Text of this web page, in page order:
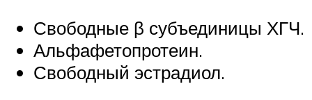
Свободные β субъединицы ХГЧ.
Альфафетопротеин.
Свободный эстрадиол.